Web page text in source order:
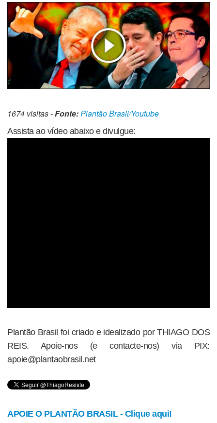
1674 visitas -Fonte:Plantão Brasil/Youtube
Assista ao vídeo abaixo e divulgue:
Plantão Brasil foi criado e idealizado por THIAGO DOS
REIS. Apoie-nos (e contacte-nos) via PIX:
apoie@plantaobrasil.net
APOIE O PLANTÃO BRASIL - Clique aqui!